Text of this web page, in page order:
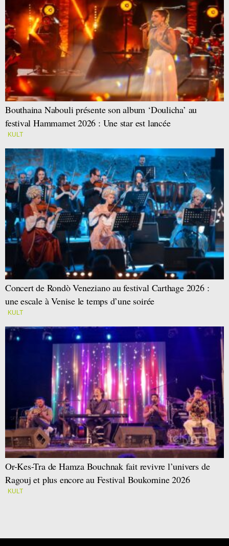
Bouthaina Nabouli présente son album ‘Doulicha’ au
festival Hammamet 2026 : Une star est lancée
KULT
Concert de Rondò Veneziano au festival Carthage 2026 :
une escale à Venise le temps d’une soirée
KULT
Or-Kes-Tra de Hamza Bouchnak fait revivre l’univers de
Ragouj et plus encore au Festival Boukornine 2026
KULT